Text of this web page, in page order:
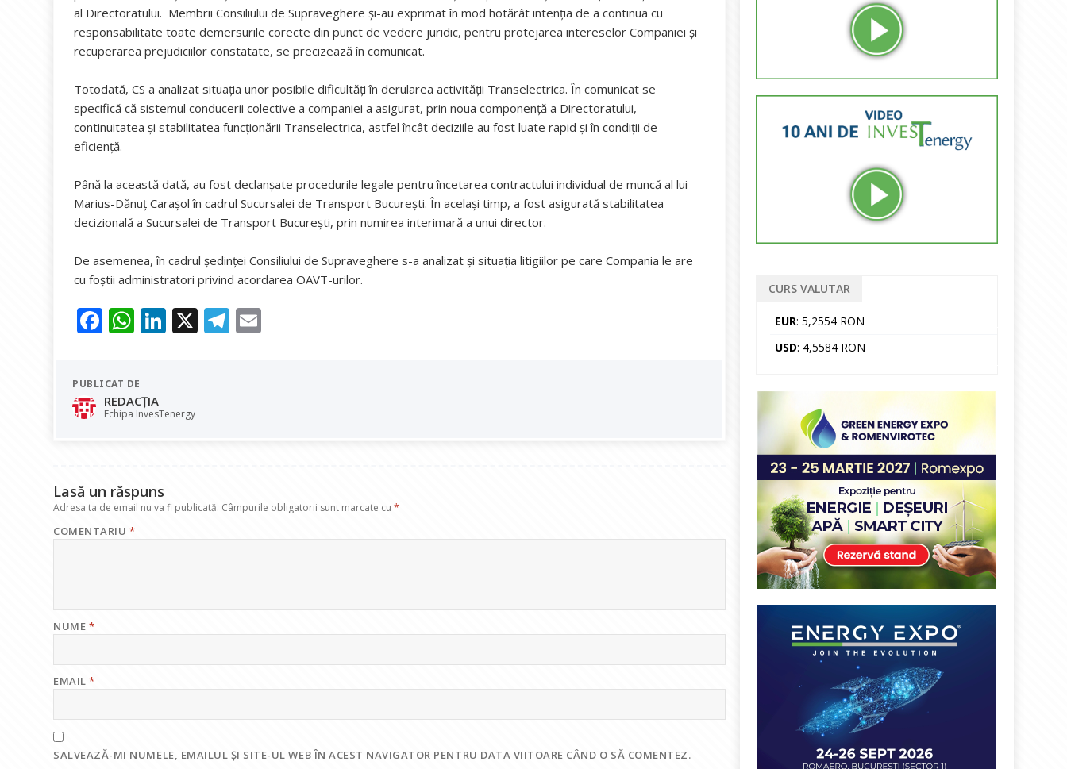
al Directoratului. Membrii Consiliului de Supraveghere și-au exprimat în mod hotărât intenția de a continua cu
responsabilitate toate demersurile corecte din punct de vedere juridic, pentru protejarea intereselor Companiei și
recuperarea prejudiciilor constatate, se precizează în comunicat.
Totodată, CS a analizat situația unor posibile dificultăți în derularea activității Transelectrica. În comunicat se
specifică că sistemul conducerii colective a companiei a asigurat, prin noua componență a Directoratului,
continuitatea și stabilitatea funcționării Transelectrica, astfel încât deciziile au fost luate rapid și în condiții de
eficiență.
Până la această dată, au fost declanșate procedurile legale pentru încetarea contractului individual de muncă al lui
Marius-Dănuț Carașol în cadrul Sucursalei de Transport București. În același timp, a fost asigurată stabilitatea
decizională a Sucursalei de Transport București, prin numirea interimară a unui director.
De asemenea, în cadrul ședinței Consiliului de Supraveghere s-a analizat și situația litigiilor pe care Compania le are
cu foștii administratori privind acordarea OAVT-urilor.
F
e
b
o
W
at
s
A
Li
dI
X T
PUBLICAT DE
REDACȚIA
Echipa InvesTenergy
Lasă un răspuns
Adresa ta de email nu va fi publicată. Câmpurile obligatorii sunt marcate cu*
COMENTARIU *
NUME *
EMAIL*
SALVEAZĂ-MI NUMELE, EMAILUL ȘI SITE-UL WEB ÎN ACEST NAVIGATOR PENTRU DATA VIITOARE CÂND O SĂ COMENTEZ.
CURS VALUTAR
EUR: 5,2554 RON
USD: 4,5584 RON